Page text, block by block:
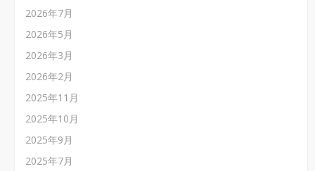
2026年7月
2026年5月
2026年3月
2026年2月
2025年11月
2025年10月
2025年9月
2025年7月